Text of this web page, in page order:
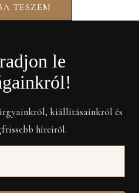
TESZEM
le
kiállításainkról és
híreiről.